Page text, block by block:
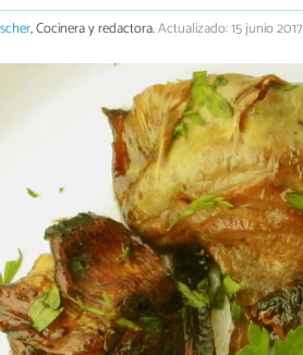
, Cocinera y redactora.Actualizado: 15 junio 2017